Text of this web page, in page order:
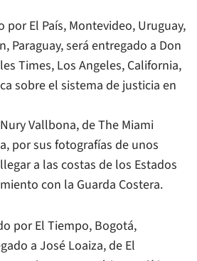
por El País, Montevideo, Uruguay,
Paraguay, será entregado a Don
Times, Los Angeles, California,
sobre el sistema de justicia en
Vallbona, de The Miami
por sus fotografías de unos
a las costas de los Estados
con la Guarda Costera.
por El Tiempo, Bogotá,
a José Loaiza, de El